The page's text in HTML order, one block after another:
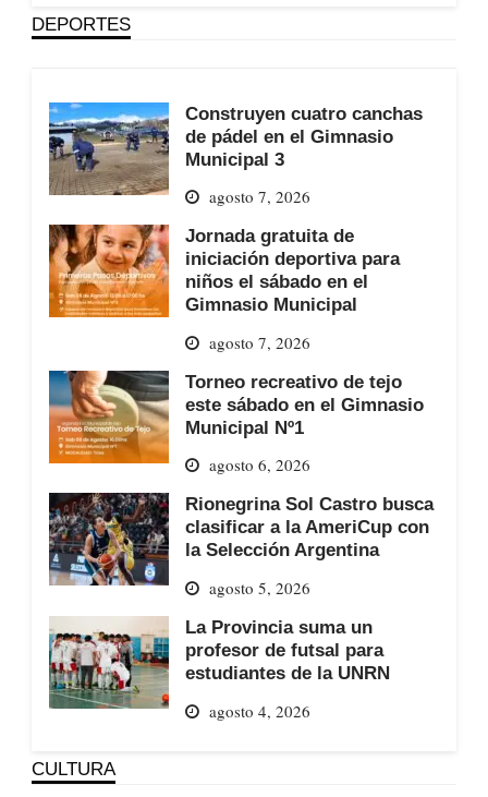
DEPORTES
Construyen cuatro canchas
de pádel en el Gimnasio
Municipal 3
agosto 7, 2026
Jornada gratuita de
iniciación deportiva para
niños el sábado en el
Gimnasio Municipal
agosto 7, 2026
Torneo recreativo de tejo
este sábado en el Gimnasio
Municipal Nº1
agosto 6, 2026
Rionegrina Sol Castro busca
clasificar a la AmeriCup con
la Selección Argentina
agosto 5, 2026
La Provincia suma un
profesor de futsal para
estudiantes de la UNRN
agosto 4, 2026
CULTURA